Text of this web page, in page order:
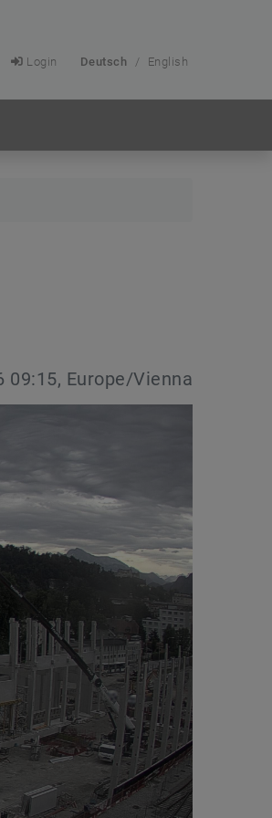
Login Deutsch / English
09:15, Europe/Vienna